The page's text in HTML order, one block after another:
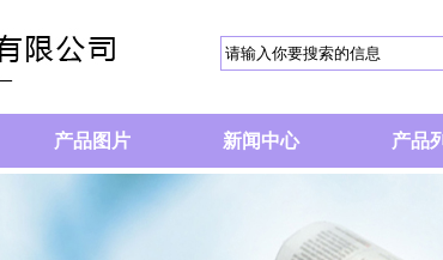
产品图片 新闻中心 产品